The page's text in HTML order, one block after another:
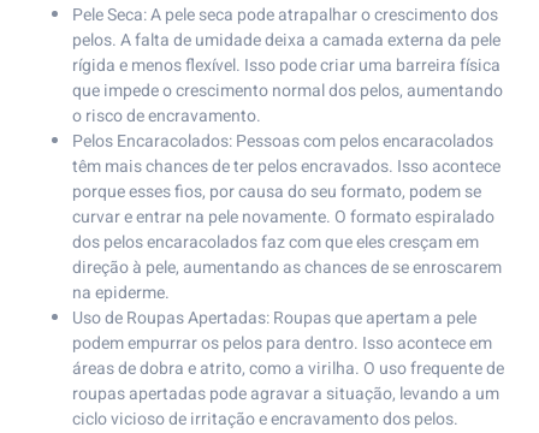
Pele Seca: A pele seca pode atrapalhar o crescimento dos
pelos. A falta de umidade deixa a camada externa da pele
rígida e menos flexível. Isso pode criar uma barreira física
que impede o crescimento normal dos pelos, aumentando
o risco de encravamento.
Pelos Encaracolados: Pessoas com pelos encaracolados
têm mais chances de ter pelos encravados. Isso acontece
porque esses fios, por causa do seu formato, podem se
curvar e entrar na pele novamente. O formato espiralado
dos pelos encaracolados faz com que eles cresçam em
direção à pele, aumentando as chances de se enroscarem
na epiderme.
Uso de Roupas Apertadas: Roupas que apertam a pele
podem empurrar os pelos para dentro. Isso acontece em
áreas de dobra e atrito, como a virilha. O uso frequente de
roupas apertadas pode agravar a situação, levando a um
ciclo vicioso de irritação e encravamento dos pelos.